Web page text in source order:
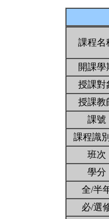
課程名
開課學
授課對
授課教
課號
課程識
班次
學分
全/半
必/選